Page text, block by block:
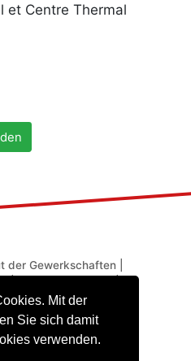
Mit der
Sie sich damit
verwenden.
et Centre Thermal
der Gewerkschaften |